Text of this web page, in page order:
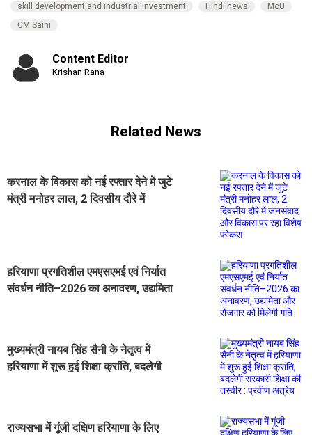
skill development and industrial investment
Hindi news
MoU
CM Saini
Content Editor
Krishan Rana
Related News
करनाल के विकास को नई रफ्तार देने में जुटे
मंत्री मनोहर लाल, 2 दिवसीय दौरे में
हरियाणा प्रगतिशील एमएसएमई एवं निर्यात
संवर्धन नीति–2026 का अनावरण, उद्यमिता
मुख्यमंत्री नायब सिंह सैनी के नेतृत्व में
हरियाणा में शुरू हुई शिक्षा क्रांति, बदलेगी
राज्यसभा में गूंजी दक्षिण हरियाणा के लिए